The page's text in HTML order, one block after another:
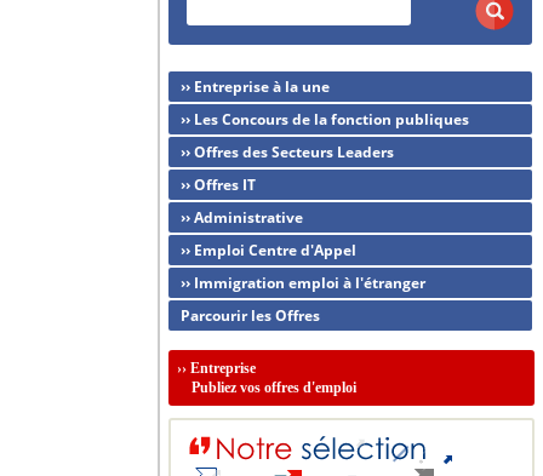
›› Entreprise à la une
›› Les Concours de la fonction publiques
›› Offres des Secteurs Leaders
›› Offres IT
›› Administrative
›› Emploi Centre d'Appel
›› Immigration emploi à l'étranger
Parcourir les Offres
›› Entreprise
Publiez vos offres d'emploi